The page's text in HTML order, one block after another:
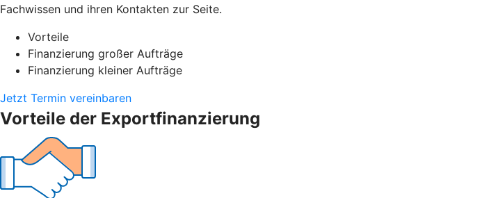
Fachwissen und ihren Kontakten zur Seite.
Vorteile
Finanzierung großer Aufträge
Finanzierung kleiner Aufträge
Jetzt Termin vereinbaren
Vorteile der Exportfinanzierung